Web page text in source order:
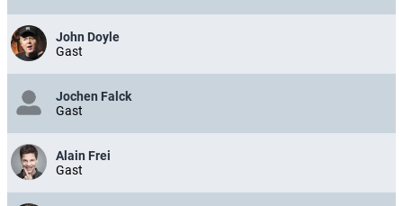
John Doyle
Gast
Jochen Falck
Gast
Alain Frei
Gast